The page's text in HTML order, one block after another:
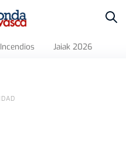
Incendios Jaiak 2026